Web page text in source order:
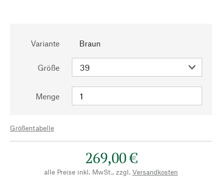
Variante Braun
Größe
Menge
Größentabelle
269,00 €
alle Preise inkl. MwSt., zzgl. Versandkosten